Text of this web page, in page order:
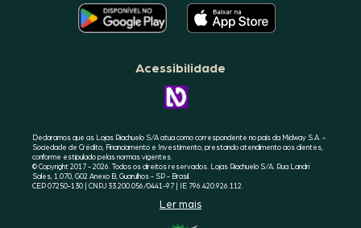
O
APLICATIVO
DA
RIACHUELO
GOOGLE
O
APLICATIVO
DA
RIACHUELO
Acessibilidade
CONHEÇA
A
Declaramos que as Lojas Riachuelo S/A atua como correspondente no país da Midway S.A. -
Sociedade de Crédito, Financiamento e Investimento, prestando atendimento aos clientes,
conforme estipulado pelas normas vigentes.
© Copyright 2017 - 2026. Todos os direitos reservados. Lojas Riachuelo S/A. Rua Landri
Sales, 1.070, G02 Anexo B, Guarulhos - SP - Brasil.
CEP 07250-130 | CNPJ 33.200.056/0441-97 | IE 796.420.926.112.
Ler mais